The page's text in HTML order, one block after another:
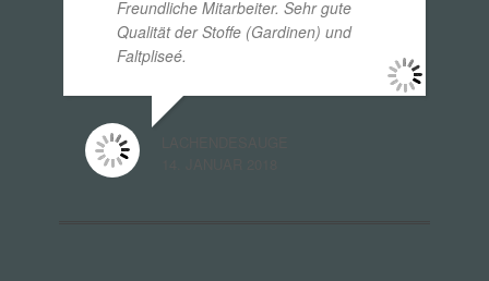
Freundliche Mitarbeiter. Sehr gute
Qualität der Stoffe (Gardinen) und
Faltpliseé.